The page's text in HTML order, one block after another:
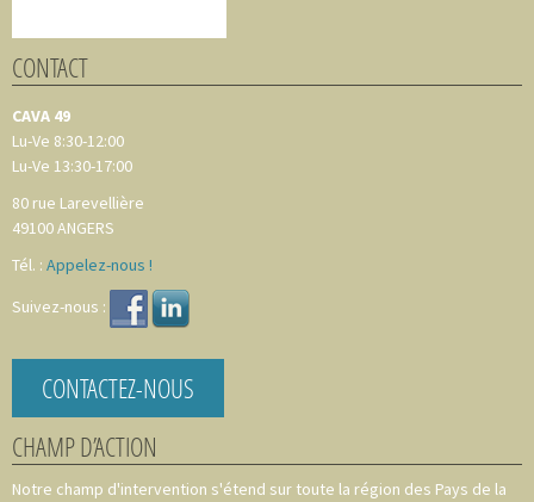
CONTACT
CAVA 49
Lu-Ve 8:30-12:00
Lu-Ve 13:30-17:00
80 rue Larevellière
49100ANGERS
Tél. : Appelez-nous !
Suivez-nous :
CONTACTEZ-NOUS
CHAMP D’ACTION
Notre champ d'intervention s'étend sur toute la région des Pays de la